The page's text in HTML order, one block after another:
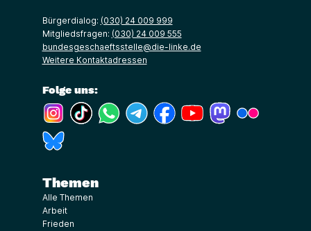
Bürgerdialog: (030) 24 009 999
Mitgliedsfragen: (030) 24 009 555
bundesgeschaeftsstelle@die-linke.de
Weitere Kontaktadressen
Folge uns:
(Link öffnet ein neues Fenster)
(Link öffnet ein neues Fenster)
(Link öffnet ein neues Fenster)
(Link öffnet ein neues Fenster)
(Link öffnet ein neues Fenster)
(Link öffnet ein neues
(Link öffnet ein
Themen
Alle Themen
Arbeit
Frieden